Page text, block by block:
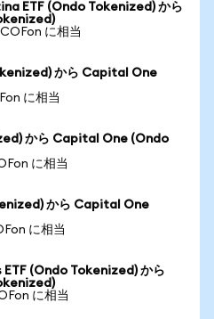
ETF (Ondo Tokenized) から
に相当
から Capital One
に相当
から Capital One (Ondo
に相当
から Capital One
に相当
(Ondo Tokenized) から
に相当